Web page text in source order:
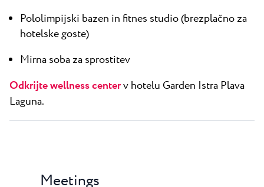
Pololimpijski bazen in fitnes studio (brezplačno za
hotelske goste)
Mirna soba za sprostitev
Odkrijte wellness centerv hotelu Garden Istra Plava
Laguna.
Meetings